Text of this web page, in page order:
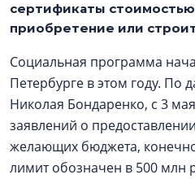
сертификаты
приобретение или
Социальная программа
Петербурге в этом году. По
Николая Бондаренко, с 3
заявлений о
желающих бюджета,
лимит обозначен в 500 млн